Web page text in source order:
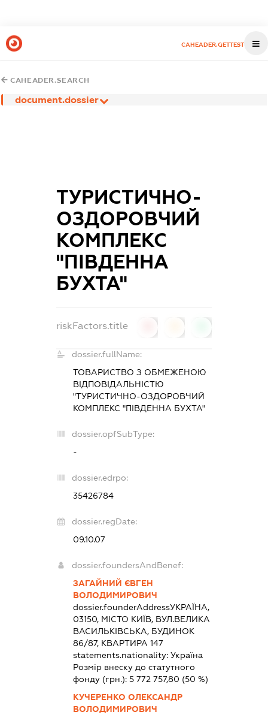
CAHEADER.GETTEST
CAHEADER.SEARCH
document.dossier
ТУРИСТИЧНО-
ОЗДОРОВЧИЙ
КОМПЛЕКС
"ПІВДЕННА
БУХТА"
riskFactors.title
dossier.fullName:
ТОВАРИСТВО З ОБМЕЖЕНОЮ
ВІДПОВІДАЛЬНІСТЮ
"ТУРИСТИЧНО-ОЗДОРОВЧИЙ
КОМПЛЕКС "ПІВДЕННА БУХТА"
dossier.opfSubType:
-
dossier.edrpo:
35426784
dossier.regDate:
09.10.07
dossier.foundersAndBenef:
ЗАГАЙНИЙ ЄВГЕН
ВОЛОДИМИРОВИЧ
dossier.founderAddressУКРАЇНА,
03150, МІСТО КИЇВ, ВУЛ.ВЕЛИКА
ВАСИЛЬКІВСЬКА, БУДИНОК
86/87, КВАРТИРА 147
statements.nationality: Україна
Розмір внеску до статутного
фонду (грн.): 5 772 757,80 (50 %)
КУЧЕРЕНКО ОЛЕКСАНДР
ВОЛОДИМИРОВИЧ